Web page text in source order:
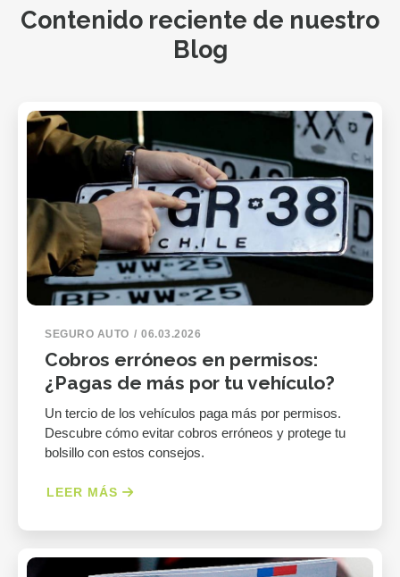
Contenido reciente de nuestro
Blog
SEGURO AUTO 06.03.2026
Cobros erróneos en permisos:
¿Pagas de más por tu vehículo?
Un tercio de los vehículos paga más por permisos.
Descubre cómo evitar cobros erróneos y protege tu
bolsillo con estos consejos.
LEER MÁS